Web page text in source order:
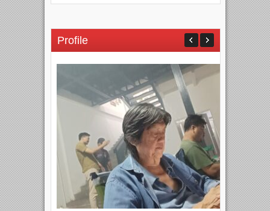
Profile